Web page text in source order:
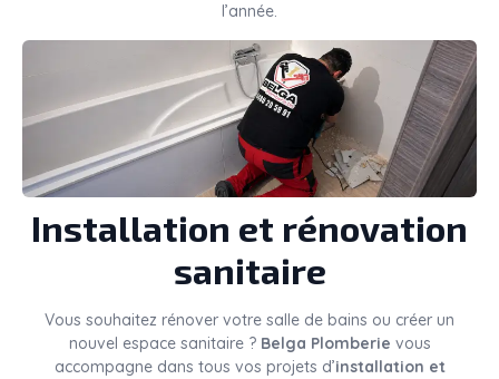
l’année.
Installation et rénovation
sanitaire
Vous souhaitez rénover votre salle de bains ou créer un
nouvel espace sanitaire ? Belga Plomberie vous
accompagne dans tous vos projets d’installation et